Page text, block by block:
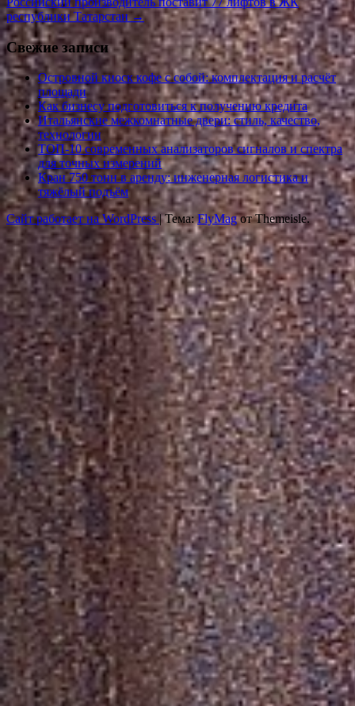
республики Татарстан→
Свежие записи
Островной киоск кофе с собой: комплектация и расчёт
площади
Как бизнесу подготовиться к получению кредита
Итальянские межкомнатные двери: стиль, качество,
технологии
ТОП-10 современных анализаторов сигналов и спектра
для точных измерений
Кран 750 тонн в аренду: инженерная логистика и
тяжёлый подъём
Сайт работает на WordPress|Тема:FlyMagот Themeisle.